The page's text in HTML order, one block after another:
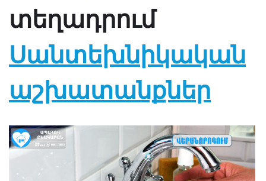
տեղադրում
Սանտեխնիկական
աշխատանքներ